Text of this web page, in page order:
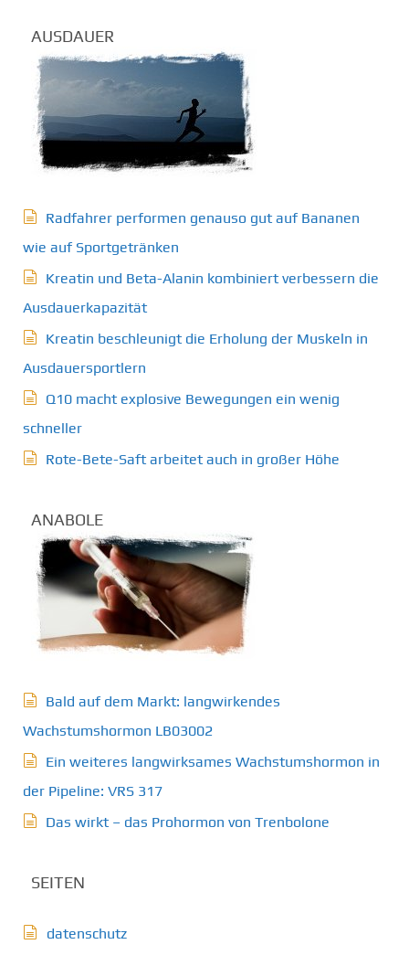
AUSDAUER
Radfahrer performen genauso gut auf Bananen
wie auf Sportgetränken
Kreatin und Beta-Alanin kombiniert verbessern die
Ausdauerkapazität
Kreatin beschleunigt die Erholung der Muskeln in
Ausdauersportlern
Q10 macht explosive Bewegungen ein wenig
schneller
Rote-Bete-Saft arbeitet auch in großer Höhe
ANABOLE
Bald auf dem Markt: langwirkendes
Wachstumshormon LB03002
Ein weiteres langwirksames Wachstumshormon in
der Pipeline: VRS 317
Das wirkt – das Prohormon von Trenbolone
SEITEN
datenschutz